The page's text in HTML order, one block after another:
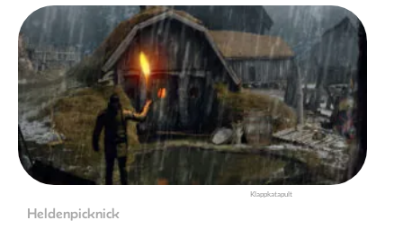
Klappkatapult
Heldenpicknick